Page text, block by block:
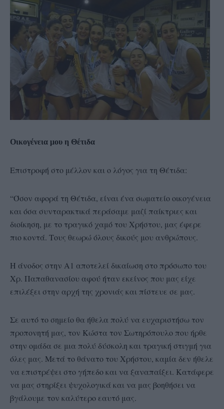
Οικογένεια μου η Θέτιδα
Επιστροφή στο μέλλον και ο λόγος για τη Θέτιδα:
“Όσον αφορά τη Θέτιδα, είναι ένα σωματείο οικογένεια
και όσα συνταρακτικά περάσαμε μαζί παίκτριες και
διοίκηση, με το τραγικό χαμό του Χρήστου, μας έφερε
πιο κοντά. Τους θεωρώ όλους δικούς μου ανθρώπους.
Η άνοδος στην Α1 αποτελεί δικαίωση στο πρόσωπο του
Χρ. Παπαθανασίου αφού ήταν εκείνος που μας είχε
επιλέξει στην αρχή της χρονιάς και πίστευε σε μας.
Σε αυτό το σημείο θα ήθελα πολύ να ευχαριστήσω τον
προπονητή μας, τον Κώστα τον Σωτηρόπουλο που ήρθε
στην ομάδα σε μια πολύ δύσκολη και τραγική στιγμή για
όλες μας. Μετά το θάνατο του Χρήστου, καμία δεν ήθελε
να επιστρέψει στο γήπεδο και να ξαναπαίξει. Κατάφερε
να μας στηρίξει ψυχολογικά και να μας βοηθήσει να
βγάλουμε τον καλύτερο εαυτό μας.